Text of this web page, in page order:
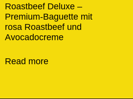
Roastbeef Deluxe –
Premium-Baguette mit
rosa Roastbeef und
Avocadocreme
Read more